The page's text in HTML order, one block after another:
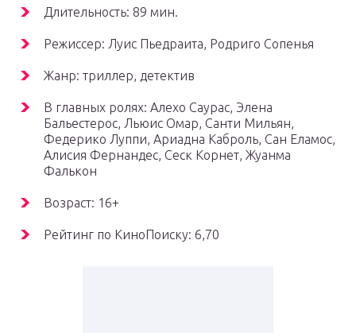
Длительность: 89 мин.
Режиссер: Луис Пьедраита, Родриго Сопенья
Жанр: триллер, детектив
В главных ролях: Алехо Саурас, Элена
Бальестерос, Льюис Омар, Санти Мильян,
Федерико Луппи, Ариадна Каброль, Сан Еламос,
Алисия Фернандес, Сеск Корнет, Жуанма
Фалькон
Возраст: 16+
Рейтинг по КиноПоиску: 6,70